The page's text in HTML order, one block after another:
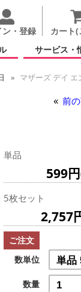
ン・登録 カート(
サービス・
マザーズ デイ エ
前
単品
599円
5枚セット
2,757
ご注文
数単位
数量